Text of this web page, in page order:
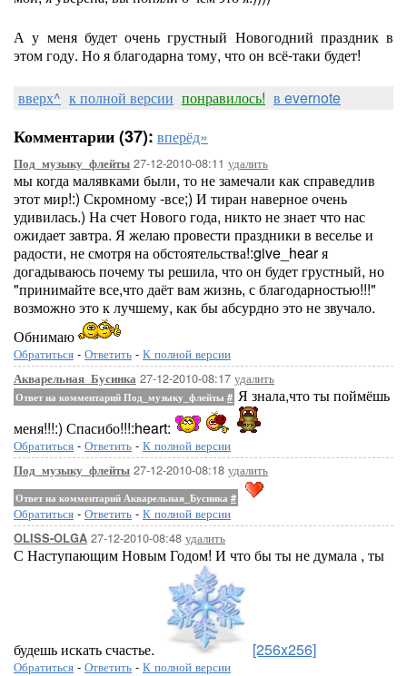
А у меня будет очень грустный Новогодний праздник в
этом году. Но я благодарна тому, что он всё-таки будет!
вверх^ к полной версии понравилось! в evernote
Комментарии (37): вперёд»
Под_музыку_флейты 27-12-2010-08:11 удалить
мы когда малявками были, то не замечали как справедлив
этот мир!:) Скромному -все;) И тиран наверное очень
удивилась.) На счет Нового года, никто не знает что нас
ожидает завтра. Я желаю провести праздники в веселье и
радости, не смотря на обстоятельства!:give_hear я
догадываюсь почему ты решила, что он будет грустный, но
"принимайте все,что даёт вам жизнь, с благодарностью!!!"
возможно это к лучшему, как бы абсурдно это не звучало.
Обнимаю
Обратиться - Ответить - К полной версии
Акварельная_Бусинка 27-12-2010-08:17 удалить
Ответ на комментарий Под_музыку_флейты # Я знала,что ты поймёшь
меня!!!:) Спасибо!!!:heart:
Обратиться - Ответить - К полной версии
Под_музыку_флейты 27-12-2010-08:18 удалить
Ответ на комментарий Акварельная_Бусинка #
Обратиться - Ответить - К полной версии
OLISS-OLGA 27-12-2010-08:48 удалить
С Наступающим Новым Годом! И что бы ты не думала , ты
будешь искать счастье. [256x256]
Обратиться - Ответить - К полной версии